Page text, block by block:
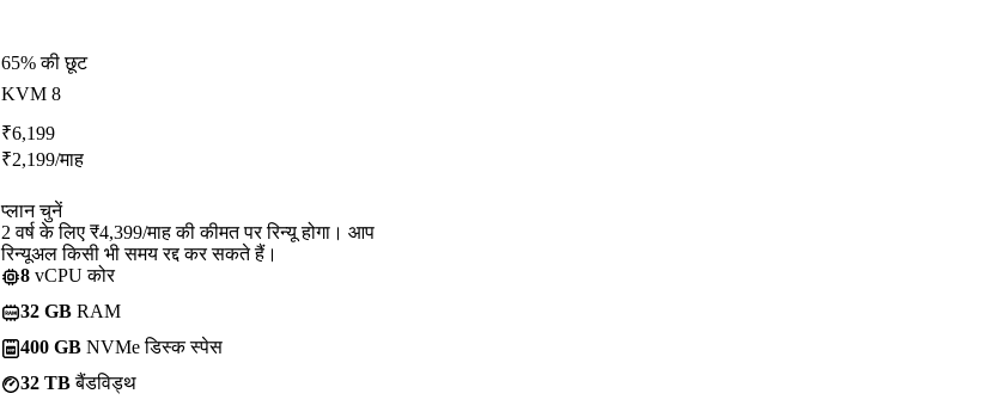
65% की छूट
KVM 8
₹6,199
₹2,199/माह
प्लान चुनें
2 वर्ष के लिए ₹4,399/माह की कीमत पर रिन्यू होगा। आप
रिन्यूअल किसी भी समय रद्द कर सकते हैं।
8 vCPU कोर
32 GB RAM
400 GB NVMe डिस्क स्पेस
32 TBबैंडविड्थ